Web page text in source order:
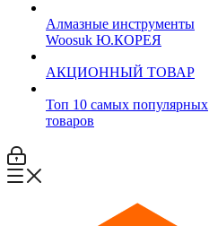
Алмазные инструменты
Woosuk Ю.КОРЕЯ
АКЦИОННЫЙ ТОВАР
Топ 10 самых популярных
товаров